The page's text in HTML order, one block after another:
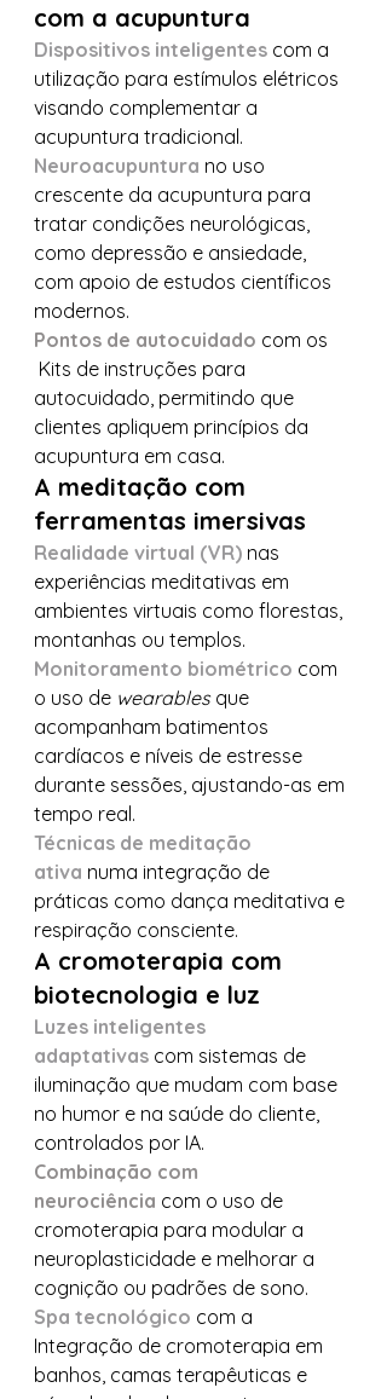
com a acupuntura
Dispositivos inteligentes com a
utilização para estímulos elétricos
visando complementar a
acupuntura tradicional.
Neuroacupuntura no uso
crescente da acupuntura para
tratar condições neurológicas,
como depressão e ansiedade,
com apoio de estudos científicos
modernos.
Pontos de autocuidado com os
Kits de instruções para
autocuidado, permitindo que
clientes apliquem princípios da
acupuntura em casa.
A meditação com
ferramentas imersivas
Realidade virtual (VR) nas
experiências meditativas em
ambientes virtuais como florestas,
montanhas ou templos.
Monitoramento biométrico com
o uso de wearables que
acompanham batimentos
cardíacos e níveis de estresse
durante sessões, ajustando-as em
tempo real.
Técnicas de meditação
ativa numa integração de
práticas como dança meditativa e
respiração consciente.
A cromoterapia com
biotecnologia e luz
Luzes inteligentes
adaptativas com sistemas de
iluminação que mudam com base
no humor e na saúde do cliente,
controlados por IA.
Combinação com
neurociência com o uso de
cromoterapia para modular a
neuroplasticidade e melhorar a
cognição ou padrões de sono.
Spa tecnológico com a
Integração de cromoterapia em
banhos, camas terapêuticas e